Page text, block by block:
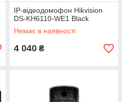
IP-відеодомофон Hikvision
DS-KH6110-WE1 Black
Немає в наявності
4 040 ₴